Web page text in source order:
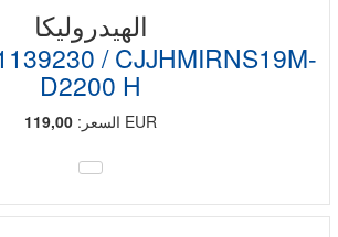
الهيدروليكا
/ CJJHMIRNS19M-
D2200 H
السعر: 119,00 EUR